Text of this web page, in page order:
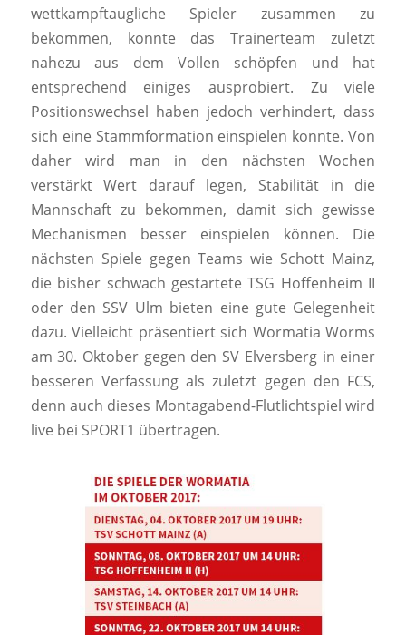
wettkampftaugliche Spieler zusammen zu
bekommen, konnte das Trainerteam zuletzt
nahezu aus dem Vollen schöpfen und hat
entsprechend einiges ausprobiert. Zu viele
Positionswechsel haben jedoch verhindert, dass
sich eine Stammformation einspielen konnte. Von
daher wird man in den nächsten Wochen
verstärkt Wert darauf legen, Stabilität in die
Mannschaft zu bekommen, damit sich gewisse
Mechanismen besser einspielen können. Die
nächsten Spiele gegen Teams wie Schott Mainz,
die bisher schwach gestartete TSG Hoffenheim II
oder den SSV Ulm bieten eine gute Gelegenheit
dazu. Vielleicht präsentiert sich Wormatia Worms
am 30. Oktober gegen den SV Elversberg in einer
besseren Verfassung als zuletzt gegen den FCS,
denn auch dieses Montagabend-Flutlichtspiel wird
live bei SPORT1 übertragen.